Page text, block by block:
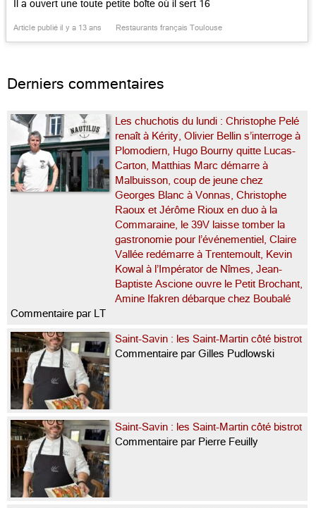
Il a ouvert une toute petite boîte où il sert 16
place du Capitole, celle même où s’illustra
Article publié il y a 13 ans Restaurants français Toulouse
Derniers commentaires
Les chuchotis du lundi : Christophe Pelé
renaît à Kérity, Olivier Bellin s’interroge à
Plomodiern, Hugo Bourny quitte Lucas-
Carton, Matthias Marc démarre à
Malbuisson, coup de jeune chez
Georges Blanc à Vonnas, Christophe
Raoux et Jérôme Rioux en duo à la
Commaraine, le 39V laisse tomber la
gastronomie pour l’événementiel, Claire
Vallée redémarre à Trentemoult, Kevin
Kowal à l’Impérator de Nîmes, Jean-
Baptiste Ascione ouvre le Petit Brochant,
Amine Ifakren débarque chez Boubalé
Commentaire par LT
Saint-Savin : les Saint-Martin côté bistrot
Commentaire par Gilles Pudlowski
Saint-Savin : les Saint-Martin côté bistrot
Commentaire par Pierre Feuilly